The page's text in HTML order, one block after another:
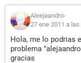
Aleejaandro-
27 ene 2011 a las
Hola, me lo podrias
problema
gracias